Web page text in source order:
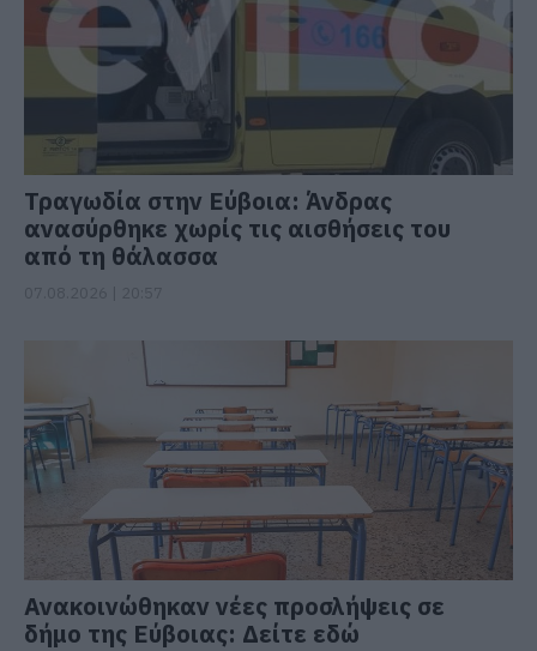
Τραγωδία στην Εύβοια: Άνδρας
ανασύρθηκε χωρίς τις αισθήσεις του
από τη θάλασσα
Ανακοινώθηκαν νέες προσλήψεις σε
δήμο της Εύβοιας: Δείτε εδώ